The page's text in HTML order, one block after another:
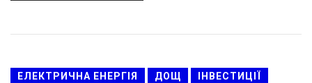
ЕЛЕКТРИЧНА ЕНЕРГІЯ ДОЩ ІНВЕСТИЦІЇ